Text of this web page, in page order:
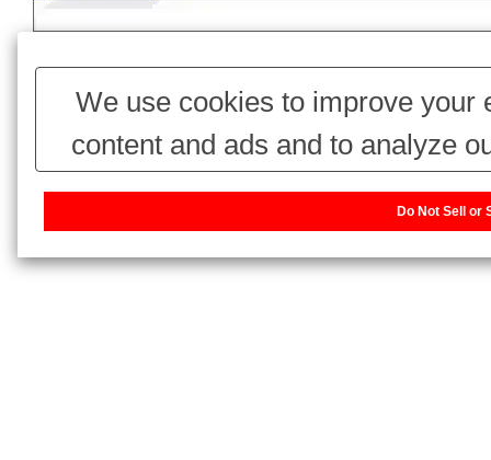
We use cookies to improve your
content and ads and to analyze
use of our website with our
combine it with other information
have collected from your use of
Do Not Sell or